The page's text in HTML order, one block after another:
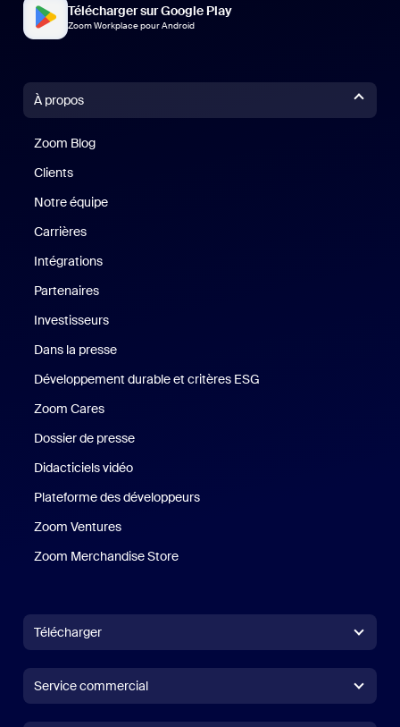
Télécharger sur Google Play
Zoom Workplace pour Android
À propos
Zoom Blog
Clients
Notre équipe
Carrières
Intégrations
Partenaires
Investisseurs
Dans la presse
Développement durable et critères ESG
Zoom Cares
Dossier de presse
Didacticiels vidéo
Plateforme des développeurs
Zoom Ventures
Zoom Merchandise Store
Télécharger
Application Zoom RoomsApplication Zoom Rooms
Service commercial